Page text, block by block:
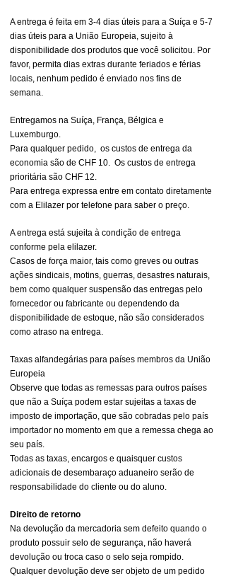
A entrega é feita em 3-4 dias úteis para a Suíça e 5-7
dias úteis para a União Europeia, sujeito à
disponibilidade dos produtos que você solicitou. Por
favor, permita dias extras durante feriados e férias
locais, nenhum pedido é enviado nos fins de
semana.
Entregamos na Suíça, França, Bélgica e
Luxemburgo.
Para qualquer pedido, os custos de entrega da
economia são de CHF 10. Os custos de entrega
prioritária são CHF 12.
Para entrega expressa entre em contato diretamente
com a Elilazer por telefone para saber o preço.
A entrega está sujeita à condição de entrega
conforme pela elilazer.
Casos de força maior, tais como greves ou outras
ações sindicais, motins, guerras, desastres naturais,
bem como qualquer suspensão das entregas pelo
fornecedor ou fabricante ou dependendo da
disponibilidade de estoque, não são considerados
como atraso na entrega.
Taxas alfandegárias para países membros da União
Europeia
Observe que todas as remessas para outros países
que não a Suíça podem estar sujeitas a taxas de
imposto de importação, que são cobradas pelo país
importador no momento em que a remessa chega ao
seu país.
Todas as taxas, encargos e quaisquer custos
adicionais de desembaraço aduaneiro serão de
responsabilidade do cliente ou do aluno.
Direito de retorno
Na devolução da mercadoria sem defeito quando o
produto possuir selo de segurança, não haverá
devolução ou troca caso o selo seja rompido.
Qualquer devolução deve ser objeto de um pedido